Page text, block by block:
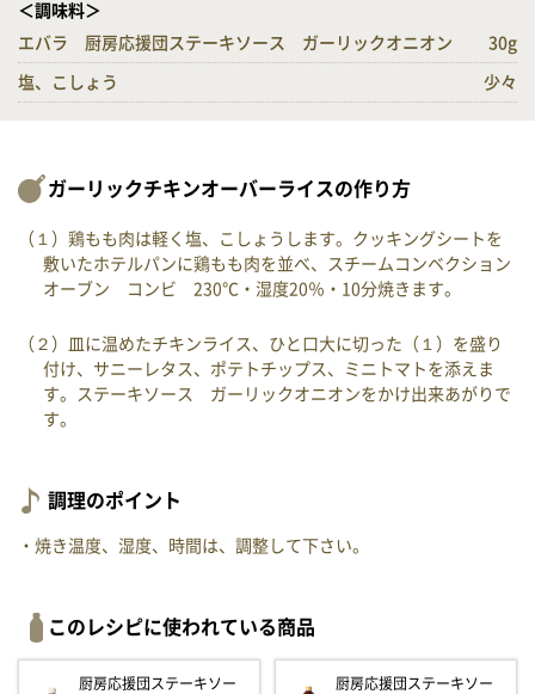
＜調味料＞
エバラ 厨房応援団ステーキソース ガーリックオニオン
30g
塩、こしょう 少々
ガーリックチキンオーバーライスの作り方
（１）鶏もも肉は軽く塩、こしょうします。クッキングシートを
敷いたホテルパンに鶏もも肉を並べ、スチームコンベクション
オーブン コンビ 230℃・湿度20％・10分焼きます。
（２）皿に温めたチキンライス、ひと口大に切った（１）を盛り
付け、サニーレタス、ポテトチップス、ミニトマトを添えま
す。ステーキソース ガーリックオニオンをかけ出来あがりで
す。
調理のポイント
・焼き温度、湿度、時間は、調整して下さい。
このレシピに使われている商品
厨房応援団ステーキソー
厨房応援団ステーキソー